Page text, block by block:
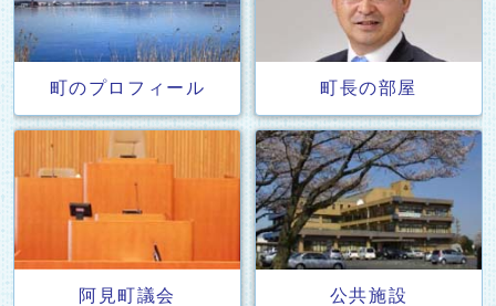
町のプロフィール 町長の部屋
阿見町議会 公共施設